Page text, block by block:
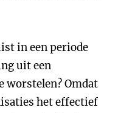
in een periode
uit een
worstelen? Omdat
het effectief